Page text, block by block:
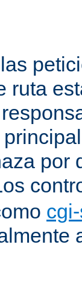
ruta
por